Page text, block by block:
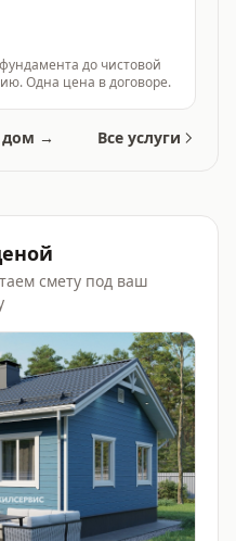
до чистовой
Одна цена в договоре.
дом → Все услуги
смету под ваш